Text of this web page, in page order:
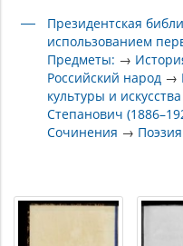
Президентская
использованием
Предметы: →
Российский народ →
культуры и искусства
Степанович
Сочинения → Поэзия